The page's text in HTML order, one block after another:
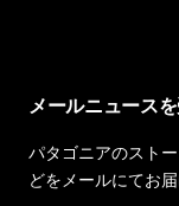
メールニュース
パタゴニアのスト
どをメールにてお届